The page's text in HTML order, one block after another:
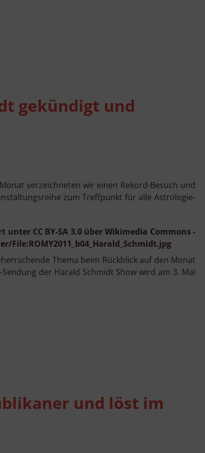
gekündigt und
verzeichneten wir einen Rekord-Besuch und
zum Treffpunkt für alle Astrologie-
unter CC BY-SA 3.0 über Wikimedia Commons -
Thema beim Rückblick auf den Monat
der Harald Schmidt Show wird am 3. Mai
und löst im